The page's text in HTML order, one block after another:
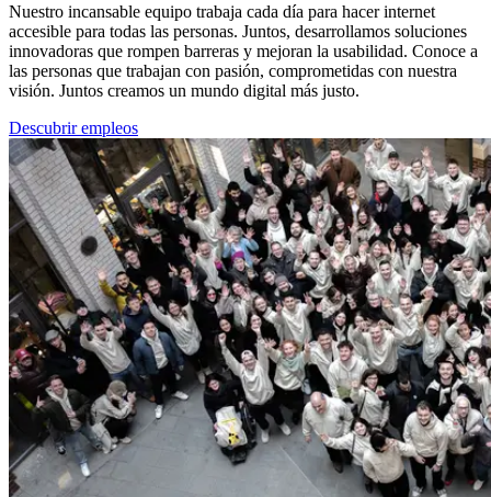
Nuestro incansable equipo trabaja cada día para hacer internet
accesible para todas las personas. Juntos, desarrollamos soluciones
innovadoras que rompen barreras y mejoran la usabilidad. Conoce a
las personas que trabajan con pasión, comprometidas con nuestra
visión. Juntos creamos un mundo digital más justo.
Descubrir empleos